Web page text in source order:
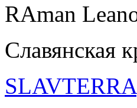
RAman
Славянская
SLAVTERRA